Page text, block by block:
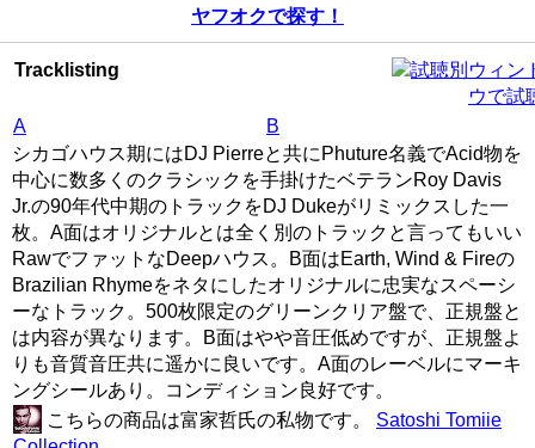
ヤフオクで探す！
Tracklisting
別ウィン
ウで試
A
B
シカゴハウス期にはDJ Pierreと共にPhuture名義でAcid物を
中心に数多くのクラシックを手掛けたベテランRoy Davis
Jr.の90年代中期のトラックをDJ Dukeがリミックスした一
枚。A面はオリジナルとは全く別のトラックと言ってもいい
RawでファットなDeepハウス。B面はEarth, Wind & Fireの
Brazilian Rhymeをネタにしたオリジナルに忠実なスペーシ
ーなトラック。500枚限定のグリーンクリア盤で、正規盤と
は内容が異なります。B面はやや音圧低めですが、正規盤よ
りも音質音圧共に遥かに良いです。A面のレーベルにマーキ
ングシールあり。コンディション良好です。
こちらの商品は富家哲氏の私物です。 Satoshi Tomiie